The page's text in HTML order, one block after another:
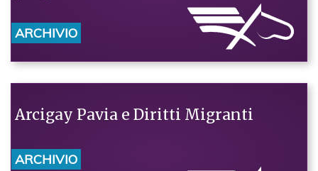
ARCHIVIO
Arcigay Pavia e Diritti Migranti
ARCHIVIO